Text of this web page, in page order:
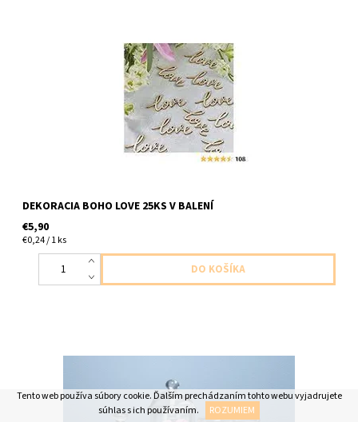
drevena dekoracia na stol ,,love,, 25ks v baleni velkost 7x5cm
DEKORACIA BOHO LOVE 25KS V BALENÍ
€5,90
€0,24 / 1 ks
papierove nalepkyv tvare oblacika štitky na oznacenie 6ks v
balení
Tento web používa súbory cookie. Ďalším prechádzaním tohto webu vyjadrujete
súhlas s ich používaním.
ROZUMIEM